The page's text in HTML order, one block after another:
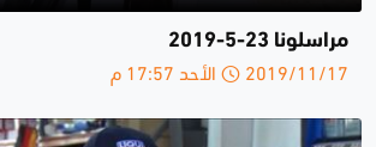
مراسلونا 23-5-2019
2019/11/17 الأحد 17:57 م